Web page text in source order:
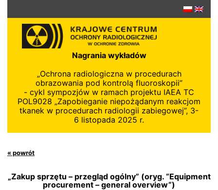
Nagrania wykładów
„Ochrona radiologiczna w procedurach
obrazowania pod kontrolą fluoroskopii”
- cykl sympozjów w ramach projektu IAEA TC
POL9028 „Zapobieganie niepożądanym reakcjom
tkanek w procedurach radiologii zabiegowej”, 3-
6 listopada 2025 r.
« powrót
„Zakup sprzętu – przegląd ogólny” (oryg. “Equipment
procurement – general overview”)